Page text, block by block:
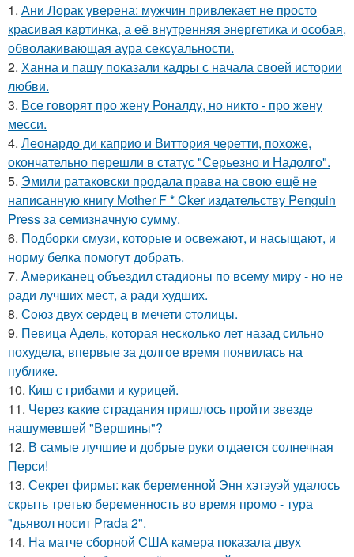
1. Ани Лорак уверена: мужчин привлекает не просто
красивая картинка, а её внутренняя энергетика и особая,
обволакивающая аура сексуальности.
2. Ханна и пашу показали кадры с начала своей истории
любви.
3. Все говорят про жену Роналду, но никто - про жену
месси.
4. Леонардо ди каприо и Виттория черетти, похоже,
окончательно перешли в статус "Серьезно и Надолго".
5. Эмили ратаковски продала права на свою ещё не
написанную книгу Mother F * Cker издательству Penguin
Press за семизначную сумму.
6. Подборки смузи, которые и освежают, и насыщают, и
норму белка помогут добрать.
7. Американец объездил стадионы по всему миру - но не
ради лучших мест, а ради худших.
8. Сoюз двух cеpдец в мечети cтoлицы.
9. Певица Адель, которая несколько лет назад сильно
похудела, впервые за долгое время появилась на
публике.
10. Киш с грибами и курицей.
11. Через какие страдания пришлось пройти звезде
нашумевшей "Вершины"?
12. В самые лучшие и добрые руки отдается солнечная
Перси!
13. Секрет фирмы: как беременной Энн хэтэуэй удалось
скрыть третью беременность во время промо - тура
"дьявол носит Prada 2".
14. На матче сборной США камера показала двух